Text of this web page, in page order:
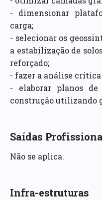
- dimensionar
carga;
- selecionar os
a estabilização de
reforçado;
- fazer a análise
- elaborar planos
construção utilizando
Saídas
Não se aplica.
Infra-estruturas